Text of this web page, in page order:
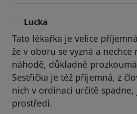
Lucka
Tato lékařka je velice
že v oboru se vyzná a nechce
náhodě, důkladně
Sestřička je též příjemná, z
nich v ordinaci určitě
prostředí.